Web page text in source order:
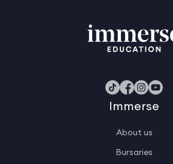
Immerse
About us
Bursaries